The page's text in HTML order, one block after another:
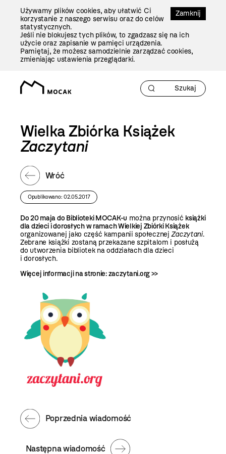
Zamknij
Używamy plików cookies, aby ułatwić Ci
korzystanie z naszego serwisu oraz do celów
statystycznych.
Jeśli nie blokujesz tych plików, to zgadzasz się na ich
użycie oraz zapisanie w pamięci urządzenia.
Pamiętaj, że możesz samodzielnie zarządzać cookies,
zmieniając ustawienia przeglądarki.
Wielka Zbiórka Książek
Zaczytani
Wróć
Opublikowano: 02.05.2017
Do 20 maja do Biblioteki MOCAK-u można przynosić książki
dla dzieci i dorosłych w ramach Wielkiej Zbiórki Książek
organizowanej jako część kampanii społecznejZaczytani.
Zebrane książki zostaną przekazane szpitalom i posłużą
do utworzenia bibliotek na oddziałach dla dzieci
i dorosłych.
Więcej informacji na stronie:zaczytani.org >>
Następna wiadomość
Poprzednia wiadomość